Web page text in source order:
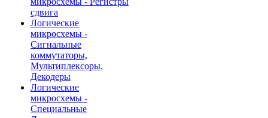
сдвига
Логические
микросхемы -
Сигнальные
коммутаторы,
Мультиплексоры,
Декодеры
Логические
микросхемы -
Специальные